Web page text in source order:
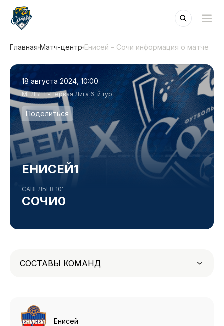
Главная Матч-центр Енисей – Сочи информация о матче
18 августа 2024, 10:00
МЕЛБЕТ-Первая Лига 6-й тур
Поделиться
ЕНИСЕЙ1
САВЕЛЬЕВ 10'
СОЧИ0
СОСТАВЫ КОМАНД
Енисей